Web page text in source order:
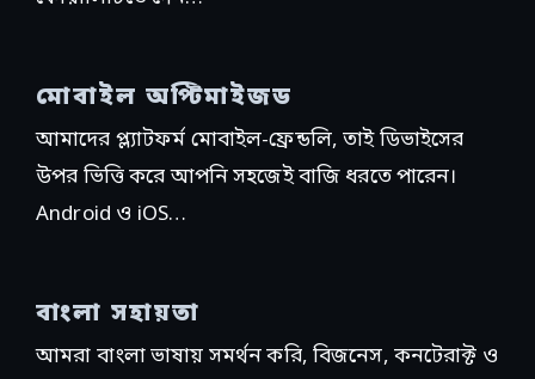
মোবাইল অপ্টিমাইজড
আমাদের প্ল্যাটফর্ম মোবাইল-ফ্রেন্ডলি, তাই ডিভাইসের
উপর ভিত্তি করে আপনি সহজেই বাজি ধরতে পারেন।
Android ও iOS…
বাংলা সহায়তা
আমরা বাংলা ভাষায় সমর্থন করি, বিজনেস, কনটেরাক্ট ও